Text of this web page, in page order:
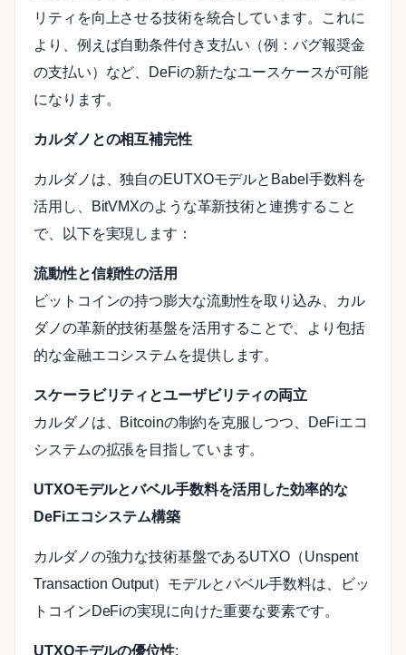
リティを向上させる技術を統合しています。これに
より、例えば自動条件付き支払い（例：バグ報奨金
の支払い）など、DeFiの新たなユースケースが可能
になります。
カルダノとの相互補完性
カルダノは、独自のEUTXOモデルとBabel手数料を
活用し、BitVMXのような革新技術と連携すること
で、以下を実現します：
流動性と信頼性の活用
ビットコインの持つ膨大な流動性を取り込み、カル
ダノの革新的技術基盤を活用することで、より包括
的な金融エコシステムを提供します。
スケーラビリティとユーザビリティの両立
カルダノは、Bitcoinの制約を克服しつつ、DeFiエコ
システムの拡張を目指しています。
UTXOモデルとバベル手数料を活用した効率的な
DeFiエコシステム構築
カルダノの強力な技術基盤であるUTXO（Unspent
Transaction Output）モデルとバベル手数料は、ビッ
トコインDeFiの実現に向けた重要な要素です。
UTXOモデルの優位性: